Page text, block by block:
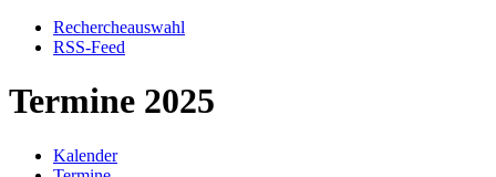
Rechercheauswahl
RSS-Feed
Termine 2025
Kalender